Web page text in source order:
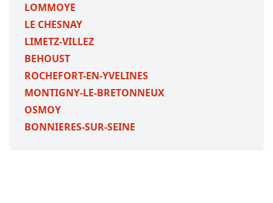
LOMMOYE
LE CHESNAY
LIMETZ-VILLEZ
BEHOUST
ROCHEFORT-EN-YVELINES
MONTIGNY-LE-BRETONNEUX
OSMOY
BONNIERES-SUR-SEINE